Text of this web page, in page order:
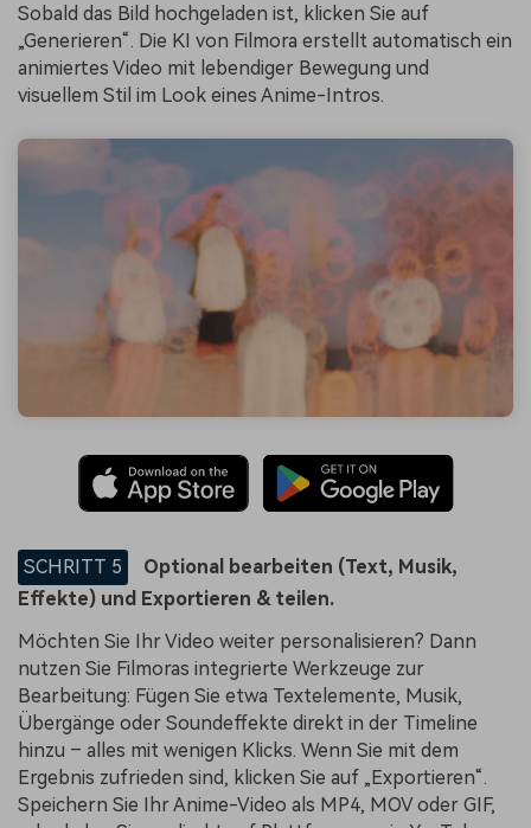
Sobald das Bild hochgeladen ist, klicken Sie auf
„Generieren“. Die KI von Filmora erstellt automatisch ein
animiertes Video mit lebendiger Bewegung und
visuellem Stil im Look eines Anime-Intros.
SCHRITT 5
Optional bearbeiten (Text, Musik,
Effekte) und Exportieren & teilen.
Möchten Sie Ihr Video weiter personalisieren? Dann
nutzen Sie Filmoras integrierte Werkzeuge zur
Bearbeitung: Fügen Sie etwa Textelemente, Musik,
Übergänge oder Soundeffekte direkt in der Timeline
hinzu – alles mit wenigen Klicks. Wenn Sie mit dem
Ergebnis zufrieden sind, klicken Sie auf „Exportieren“.
Speichern Sie Ihr Anime-Video als MP4, MOV oder GIF,